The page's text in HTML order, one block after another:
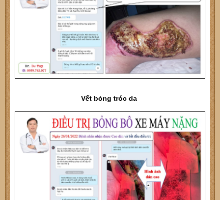
Vết bỏng tróc da